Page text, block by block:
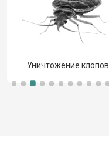
Уничтожение клопов